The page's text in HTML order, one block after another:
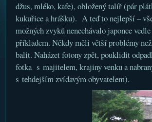
džus, mléko, kafe), obložený talíř (pár
kukuřice a hrášku). A teď to nejlepší –
možných zvyků nenechávalo japonce
příkladem. Někdy měli větší problémy
balit. Naházet fotony zpět, pouklidit
fotka s majitelem, krajiny venku a
s tehdejším zvídavým obyvatelem).